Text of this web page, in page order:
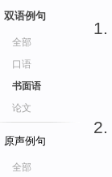
双语例句
全部
口语
书面语
论文
原声例句
全部